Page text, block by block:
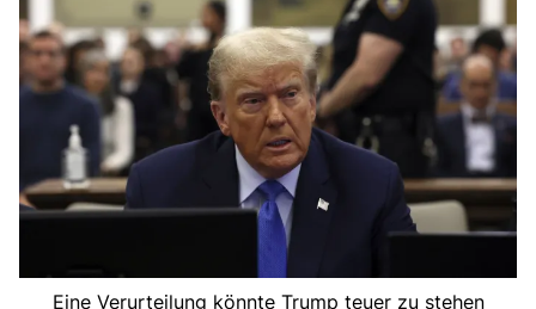
Eine Verurteilung könnte Trump teuer zu stehen